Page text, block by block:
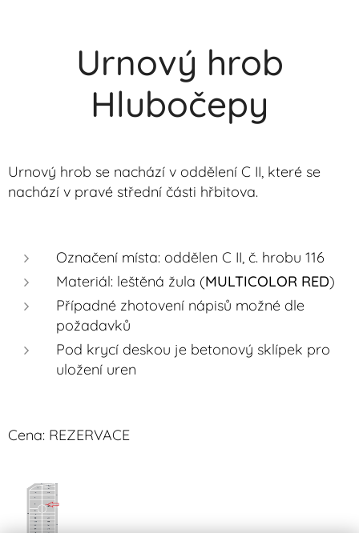
Urnový hrob
Hlubočepy
Urnový hrob se nachází v oddělení C II, které se
nachází v pravé střední části hřbitova.
Označení místa: oddělen C II, č. hrobu 116
Materiál: leštěná žula (MULTICOLOR RED)
Případné zhotovení nápisů možné dle
požadavků
Pod krycí deskou je betonový sklípek pro
uložení uren
Cena: REZERVACE